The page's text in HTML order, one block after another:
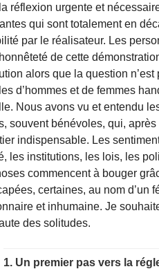
réflexion urgente et
qui sont totalement en
par le réalisateur. Les
de cette
alors que la question
d’hommes et de femmes
Nous avons vu et entendu
souvent bénévoles, qui,
indispensable. Les
les institutions, les lois, les
commencent à bouger
certaines, au nom d’un
et inhumaine. Je
des solitudes.
1. Un premier pas vers la